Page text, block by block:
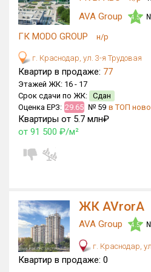
Блокированных домов
Квартир, апартаментов,
блоков в БД
AVA Group 4.5
ГК MODO GROUP н/р
г. Краснодар, ул. 3-я Трудовая
Квартир в продаже: 77
Этажей ЖК: 16 - 17
Срок сдачи по ЖК: Сдан
Оценка ЕРЗ: 29.65 № 59 в ТОП
Квартиры от 5.7 млн₽
от 91 500 ₽/м²
ЖК AVrorA
AVA Group 4.5
г. Краснодар,
Квартир в продаже: 0